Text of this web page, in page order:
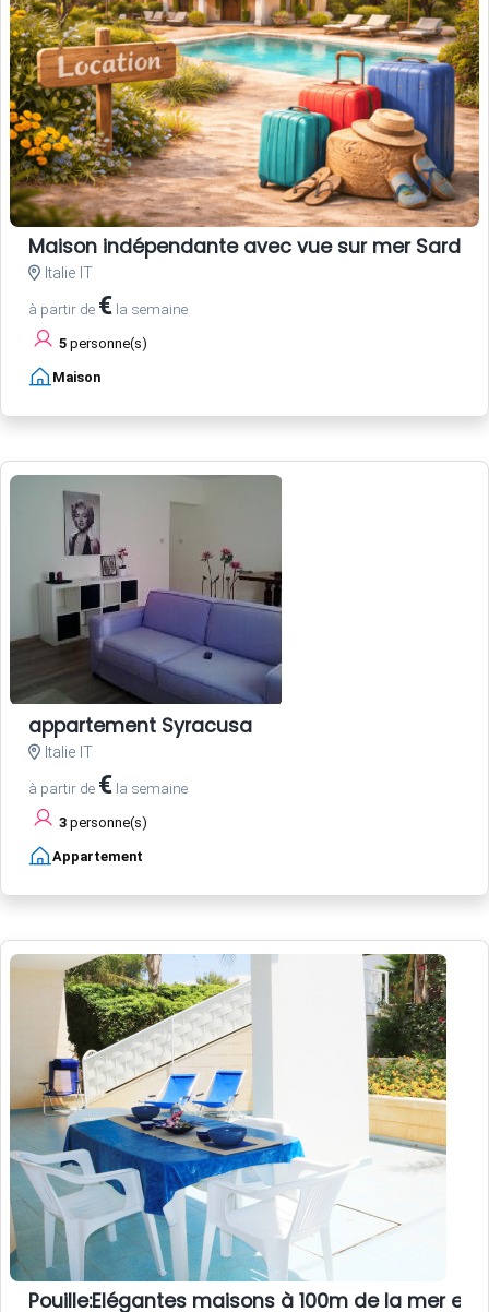
Maison indépendante avec vue sur mer
Italie IT
à partir de € la semaine
5 personne(s)
Maison
appartement Syracusa
Italie IT
à partir de € la semaine
3 personne(s)
Appartement
Pouille:Elégantes maisons à 100m de la mer